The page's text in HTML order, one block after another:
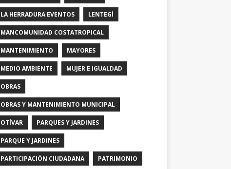
LA HERRADURA EVENTOS LENTEGÍ
MANCOMUNIDAD COSTATROPICAL
MANTENIMIENTO MAYORES
MEDIO AMBIENTE MUJER E IGUALDAD
OBRAS
OBRAS Y MANTENIMIENTO MUNICIPAL
OTÍVAR PARQUES Y JARDINES
PARQUE Y JARDINES
PARTICIPACIÓN CIUDADANA PATRIMONIO